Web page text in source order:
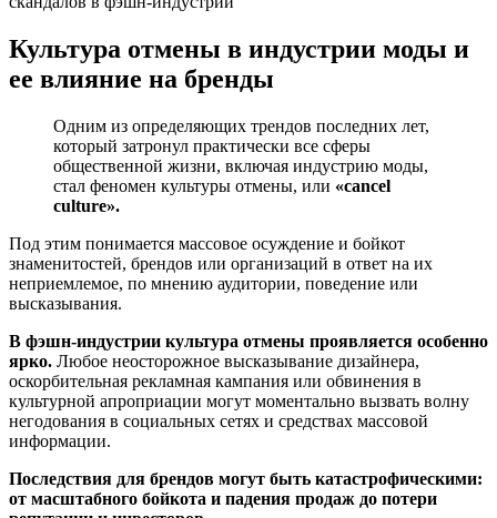
Культура отмены в индустрии моды и
ее влияние на бренды
Одним из определяющих трендов последних лет,
который затронул практически все сферы
общественной жизни, включая индустрию моды,
стал феномен культуры отмены, или «cancel
culture».
Под этим понимается массовое осуждение и бойкот
знаменитостей, брендов или организаций в ответ на их
неприемлемое, по мнению аудитории, поведение или
высказывания.
В фэшн-индустрии культура отмены проявляется особенно
ярко. Любое неосторожное высказывание дизайнера,
оскорбительная рекламная кампания или обвинения в
культурной апроприации могут моментально вызвать волну
негодования в социальных сетях и средствах массовой
информации.
Последствия для брендов могут быть катастрофическими:
от масштабного бойкота и падения продаж до потери